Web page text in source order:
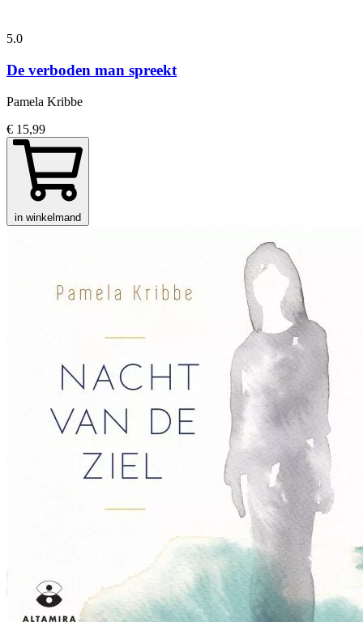
5.0
De verboden man spreekt
Pamela Kribbe
€ 15,99
in winkelmand